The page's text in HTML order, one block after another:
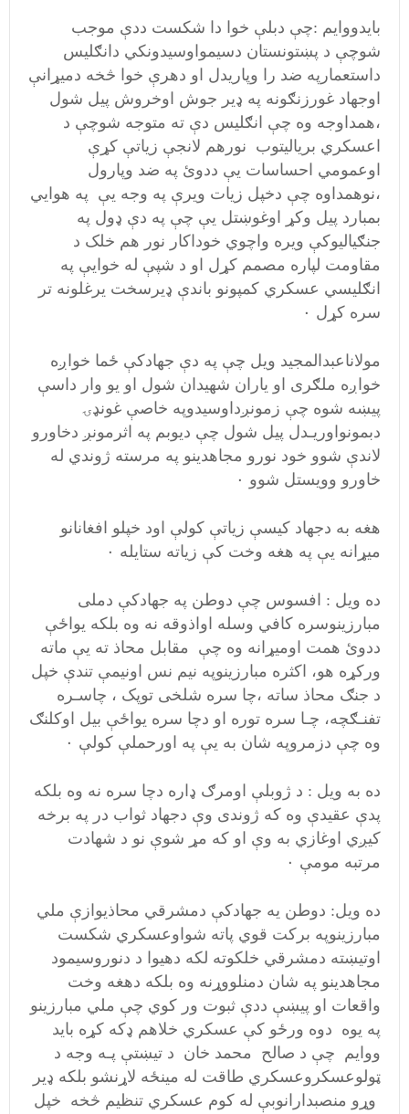
بایدووایم :چې دبلې خوا دا شکست ددې موجب
شوچې د پښتونستان دسیمواوسیدونکي دانګلیس
داستعمارپه ضد را وپاریدل او دهرې خوا څخه دمیړانې
اوجهاد غورزنګونه په ډیر جوش اوخروش پیل شول
،همداوجه وه چې انګلیس دې ته متوجه شوچې د
اعسکري بریالیتوب نورهم لانجې زیاتې کړې
اوعمومي احساسات یې ددوئ په ضد وپارول
،نوهمداوه چې دخپل زیات ویرې په وجه یې په هوایي
بمبارد پیل وکړ اوغوښتل یې چې په دې ډول په
جنګیالیوکې ویره واچوي خوداکار نور هم خلک د
مقاومت لپاره مصمم کړل او د شپې له خوایې په
انګلیسي عسکري کمپونو باندې ډیرسخت یرغلونه تر
سره کړل ۰
مولاناعبدالمجید ویل چې په دې جهادکې ځما خواږه
خواږه ملګری او یاران شهیدان شول او یو وار داسې
پیښه شوه چې زمونږداوسیدوپه خاصې غونډۍ
دبمونواوریـدل پیل شول چې دیوبم په اثرمونږ دخاورو
لاندې شوو خود نورو مجاهدینو په مرسته ژوندي له
خاورو وویستل شوو ۰
هغه به دجهاد کیسې زیاتې کولې اود خپلو افغانانو
میړانه یې په هغه وخت کې زیاته ستایله ۰
ده ویل : افسوس چې دوطن په جهادکې دملی
مبارزینوسره کافي وسله اوا ذوقه نه وه بلکه یواځې
ددوئ همت اومیړانه وه چې مقابل محاذ ته یې ماته
ورکړه هو، اکثره مبارزینوپه نیم نس اونیمې تندې خپل
د جنګ محاذ ساته ،چا سره شلخی توپک ، چاسـره
تفنـګچه، چـا سره توره او دچا سره یواځې بیل اوکلنګ
وه چې دزمروپه شان به یې په اورحملې کولې ۰
ده به ویل : د ژوبلې اومرګ ډاره دچا سره نه وه بلکه
پدې عقیدې وه که ژوندی وې دجهاد ثواب در په برخه
کیږي اوغازي به وې او که مړ شوې نو د شهادت
مرتبه مومې ۰
ده ویل: دوطن يه جهادکې دمشرقي محاذیوازې ملي
مبارزینوپه برکت قوي پاته شواوعسکري شکست
اوتیښته دمشرقي خلکوته لکه دهیوا د دنوروسیمود
مجاهدینو په شان دمنلووړنه وه بلکه دهغه وخت
واقعات او پیښې ددې ثبوت ور کوي چې ملي مبارزینو
په یوه دوه ورځو کې عسکري خلاهم ډکه کړه باید
ووایم چې د صالح محمد خان د تیښتې پـه وجه د
ټولوعسکروعسکري طاقت له مینځه لاړنشو بلکه ډیر
وړو منصبدارانوبې له کوم عسکري تنظیم څخه خپل